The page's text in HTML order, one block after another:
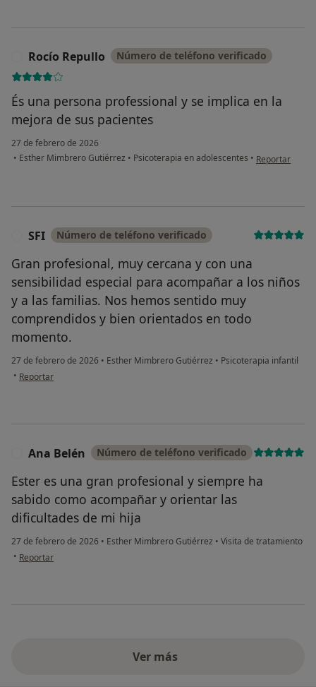
Rocío Repullo Número de teléfono verificado
És una persona professional y se implica en la
mejora de sus pacientes
27 de febrero de 2026
• Esther Mimbrero Gutiérrez • Psicoterapia en adolescentes • en opinión del
Reportar
SFI Número de teléfono verificado
Gran profesional, muy cercana y con una
sensibilidad especial para acompañar a los niños
y a las familias. Nos hemos sentido muy
comprendidos y bien orientados en todo
momento.
27 de febrero de 2026 • Esther Mimbrero Gutiérrez • Psicoterapia infantil
• en opinión del usuario SFI
Reportar
Ana Belén Número de teléfono verificado
Ester es una gran profesional y siempre ha
sabido como acompañar y orientar las
dificultades de mi hija
27 de febrero de 2026 • Esther Mimbrero Gutiérrez • Visita de tratamiento
• en opinión del usuario Ana Belén
Reportar
Ver más